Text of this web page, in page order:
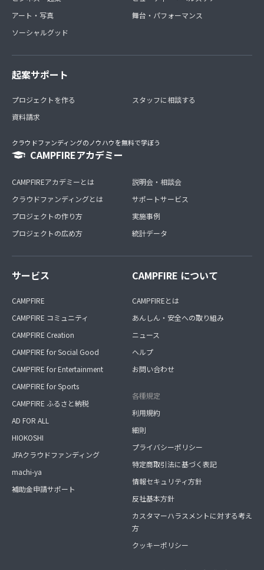
アート・写真
ソーシャルグッド
舞台・パフォーマンス
起案サポート
プロジェクトを作る
資料請求
スタッフに相談する
クラウドファンディングのノウハウを無料で学ぼう
CAMPFIREアカデミー
CAMPFIREアカデミーとは
クラウドファンディングとは
プロジェクトの作り方
プロジェクトの広め方
説明会・相談会
サポートサービス
実施事例
統計データ
サービス
CAMPFIRE
CAMPFIRE コミュニティ
CAMPFIRE Creation
CAMPFIRE for Social Good
CAMPFIRE for Entertainment
CAMPFIRE for Sports
CAMPFIRE ふるさと納税
AD FOR ALL
HIOKOSHI
JFAクラウドファンディング
machi-ya
補助金申請サポート
CAMPFIRE について
CAMPFIREとは
あんしん・安全への取り組み
ニュース
ヘルプ
お問い合わせ
各種規定
利用規約
細則
プライバシーポリシー
特定商取引法に基づく表記
情報セキュリティ方針
反社基本方針
カスタマーハラスメントに対する考え
方
クッキーポリシー